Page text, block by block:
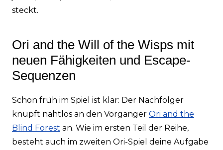
steckt.
Ori and the Will of the Wisps mit
neuen Fähigkeiten und Escape-
Sequenzen
Schon früh im Spiel ist klar: Der Nachfolger
knüpft nahtlos an den Vorgänger Ori and the
Blind Forest an. Wie im ersten Teil der Reihe,
besteht auch im zweiten Ori-Spiel deine Aufgabe